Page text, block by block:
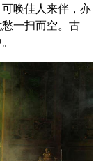
唤佳人来伴，亦
一扫而空。古